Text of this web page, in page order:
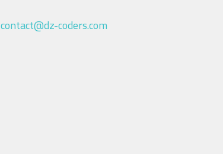
contact@dz-coders.com